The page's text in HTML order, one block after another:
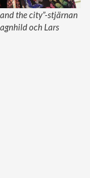
the city”-stjärnan
och Lars